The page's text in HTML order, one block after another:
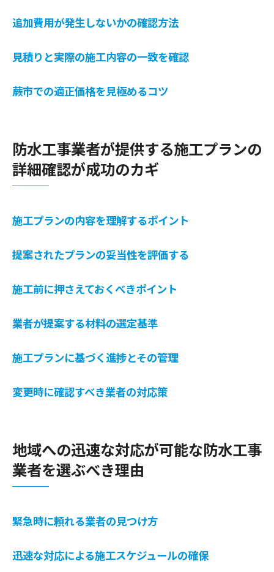
追加費用が発生しないかの確認方法
見積りと実際の施工内容の一致を確認
蕨市での適正価格を見極めるコツ
防水工事業者が提供する施工プランの
詳細確認が成功のカギ
施工プランの内容を理解するポイント
提案されたプランの妥当性を評価する
施工前に押さえておくべきポイント
業者が提案する材料の選定基準
施工プランに基づく進捗とその管理
変更時に確認すべき業者の対応策
地域への迅速な対応が可能な防水工事
業者を選ぶべき理由
緊急時に頼れる業者の見つけ方
迅速な対応による施工スケジュールの確保